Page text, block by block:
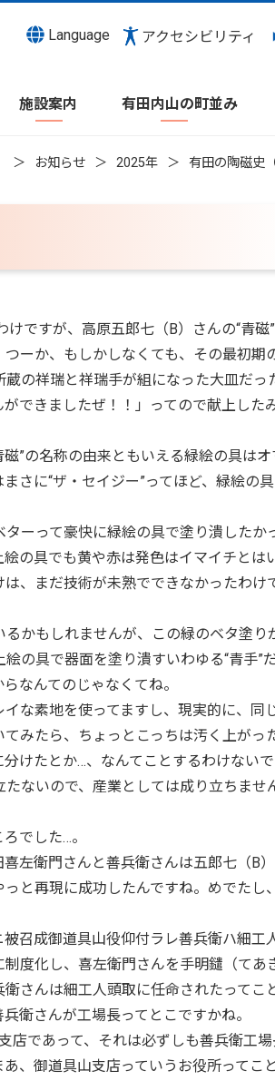
Language アクセシビリティ
施設案内 有田内山の町並み
お知らせ 2025年 有田の陶磁史
ですが、高原五郎七（B）さんの“青磁
ーか、もしかしなくても、その最初期
の祥瑞と祥瑞手が組になった大皿だっ
できましたぜ！！」ってので献上した
”の名称の由来ともいえる緑絵の具はオ
さに“ザ・セイジー”ってほど、緑絵の
ーって豪快に緑絵の具で塗り潰したか
の具でも黄や赤は発色はイマイチとは
、まだ技術が未熟でできなかったわけ
かもしれませんが、この緑のベタ塗り
の具で器面を塗り潰すいわゆる“青手”
なんてのじゃなくてね。
な素地を使ってますし、現実的に、同
みたら、ちょっとこっちは汚く上がっ
けたとか…、なんてことするわけない
ないので、産業としては成り立ちませ
でした…。
左衛門さんと善兵衛さんは五郎七（B
と再現に成功したんですね。めでたし、
召成御道具山役仰付ラレ善兵衛ハ細工
度化し、喜左衛門さんを手明鑓（てあ
さんは細工人頭取に任命されたってこ
衛さんが工場長ってとこですかね。
店であって、それは必ずしも善兵衛工
、御道具山支店っていうお役所ってこと